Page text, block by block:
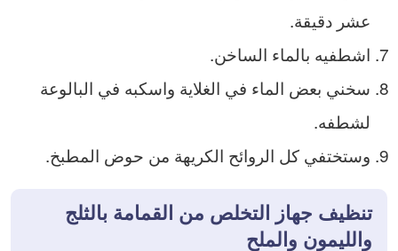
عشر دقيقة.
اشطفيه بالماء الساخن.
سخني بعض الماء في الغلاية واسكبه في البالوعة
لشطفه.
وستختفي كل الروائح الكريهة من حوض المطبخ.
تنظيف جهاز التخلص من القمامة بالثلج
والليمون والملح